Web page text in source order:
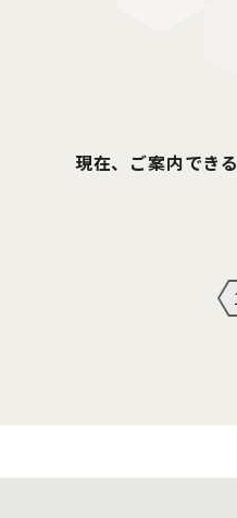
現在、ご案内でき